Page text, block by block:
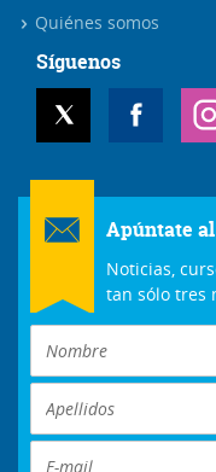
Quiénes somos
Síguenos
Apúntate
Noticias,
tan sólo tres